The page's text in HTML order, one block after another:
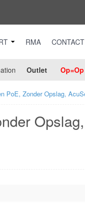
RMA CONTACT
Outlet Op=Op
PoE, Zonder Opslag,